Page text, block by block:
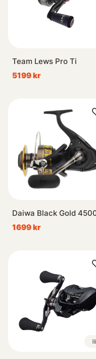
Team Lews Pro Ti
5199 kr
Daiwa Black Gold
1699 kr